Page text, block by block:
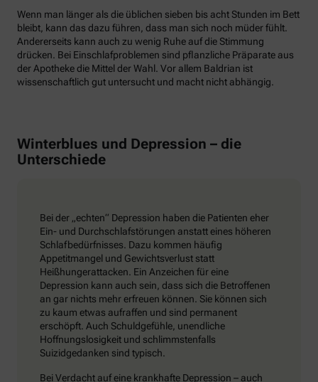
Wenn man länger als die üblichen sieben bis acht Stunden im Bett
bleibt, kann das dazu führen, dass man sich noch müder fühlt.
Andererseits kann auch zu wenig Ruhe auf die Stimmung
drücken. Bei Einschlafproblemen sind pflanzliche Präparate aus
der Apotheke die Mittel der Wahl. Vor allem Baldrian ist
wissenschaftlich gut untersucht und macht nicht abhängig.
Winterblues und Depression – die
Unterschiede
Bei der „echten“ Depression haben die Patienten eher
Ein- und Durchschlafstörungen anstatt eines höheren
Schlafbedürfnisses. Dazu kommen häufig
Appetitmangel und Gewichtsverlust statt
Heißhungerattacken. Ein Anzeichen für eine
Depression kann auch sein, dass sich die Betroffenen
an gar nichts mehr erfreuen können. Sie können sich
zu kaum etwas aufraffen und sind permanent
erschöpft. Auch Schuldgefühle, unendliche
Hoffnungslosigkeit und schlimmstenfalls
Suizidgedanken sind typisch.
Bei Verdacht auf eine krankhafte Depression – auch